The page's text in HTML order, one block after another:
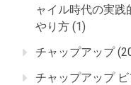
ャイル時代の実
やり方 (1)
チャップアップ
チャップアップ